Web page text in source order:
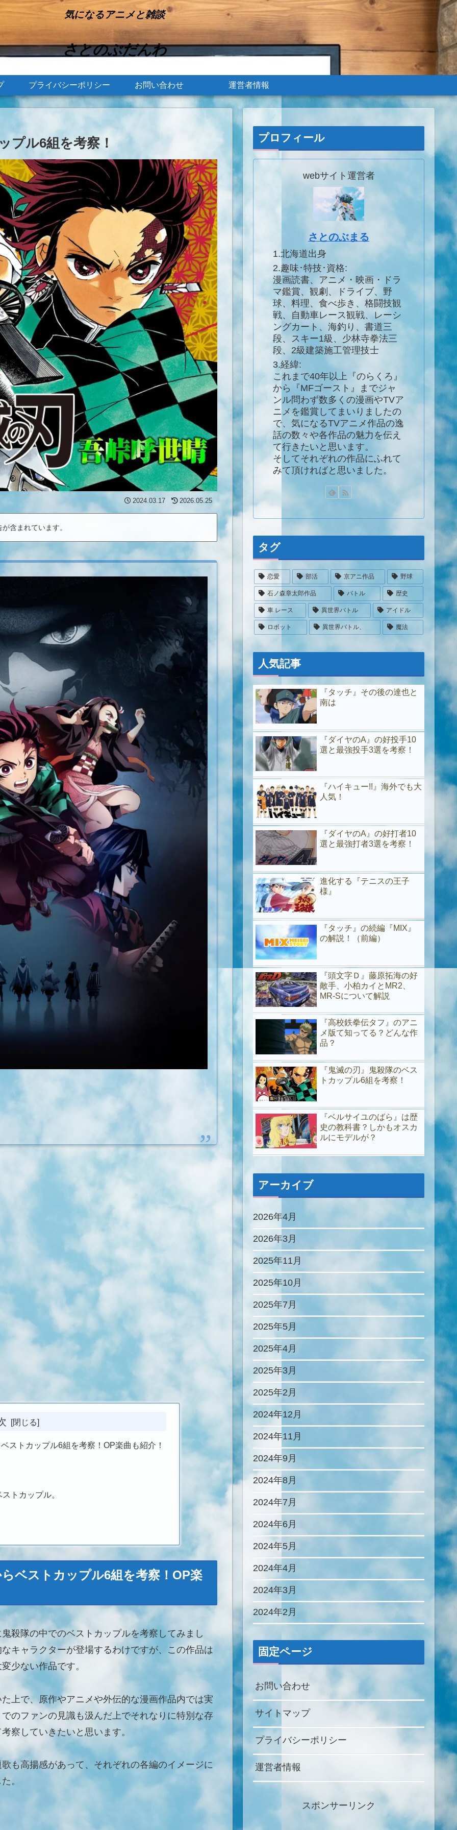
気になるアニメと雑談
さとのぶだんわ
プライバシーポリシー お問い合わせ 運営者情報
プル6組を考察！
2024.03.17 2026.05.25
含まれています。
ストカップル6組を考察！OP楽曲も紹介！
トカップル。
ベストカップル6組を考察！OP楽
殺隊の中でのベストカップルを考察してみまし
キャラクターが登場するわけですが、この作品は
少ない作品です。
上で、原作やアニメや外伝的な漫画作品内では実
のファンの見識も汲んだ上でそれなりに特別な存
察していきたいと思います。
も高揚感があって、それぞれの各編のイメージに
。
プロフィール
webサイト運営者
さとのぶまる
1.北海道出身
2.趣味･特技･資格:
漫画読書、アニメ・映画・ドラ
マ鑑賞、観劇、ドライブ、野
球、料理、食べ歩き、格闘技観
戦、自動車レース観戦、レーシ
ングカート、海釣り、書道三
段、スキー1級、少林寺拳法三
段、2級建築施工管理技士
3.経緯:
これまで40年以上『のらくろ』
から『MFゴースト』までジャ
ンル問わず数多くの漫画やTVア
ニメを鑑賞してまいりましたの
で、気になるTVアニメ作品の逸
話の数々や各作品の魅力を伝え
て行きたいと思います。
そしてそれぞれの作品にふれて
みて頂ければと思いました。
タグ
恋愛 部活 京アニ作品 野球
石ノ森章太郎作品 バトル 歴史
車 レース 異世界バトル アイドル
ロボット 異世界バトル、 魔法
人気記事
『タッチ』その後の達也と
南は
『ダイヤのA』の好投手10
選と最強投手3選を考察！
『ハイキュー!!』海外でも大
人気！
『ダイヤのA』の好打者10
選と最強打者3選を考察！
進化する『テニスの王子
様』
『タッチ』の続編『MIX』
の解説！（前編）
『頭文字Ｄ』藤原拓海の好
敵手、小柏カイとMR2、
MR-Sについて解説
『高校鉄拳伝タフ』のアニ
メ版て知ってる？どんな作
品？
『鬼滅の刃』鬼殺隊のベス
トカップル6組を考察！
『ベルサイユのばら』は歴
史の教科書？しかもオスカ
ルにモデルが？
アーカイブ
2026年4月
2026年3月
2025年11月
2025年10月
2025年7月
2025年5月
2025年4月
2025年3月
2025年2月
2024年12月
2024年11月
2024年9月
2024年8月
2024年7月
2024年6月
2024年5月
2024年4月
2024年3月
2024年2月
固定ページ
お問い合わせ
サイトマップ
プライバシーポリシー
運営者情報
スポンサーリンク